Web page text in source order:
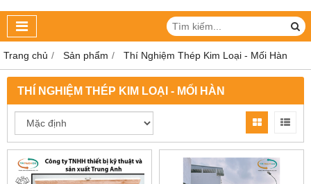
Trang chủ Sản phẩm Thí Nghiệm Thép Kim Loại - Mối Hàn
THÍ NGHIỆM THÉP KIM LOẠI - MỐI HÀN